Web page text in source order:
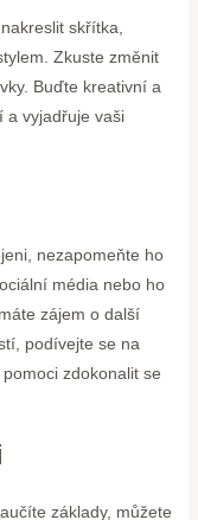
skřítka,
Zkuste změnit
Buďte kreativní a
a vyjadřuje vaši
nezapomeňte ho
média nebo ho
zájem o další
podívejte se na
zdokonalit se
základy, můžete